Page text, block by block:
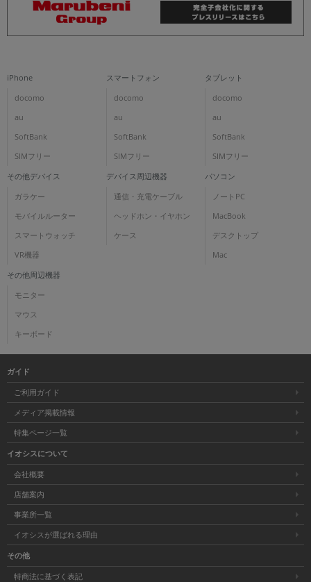
iPhone
docomo
au
SoftBank
SIMフリー
スマートフォン
docomo
au
SoftBank
SIMフリー
タブレット
docomo
au
SoftBank
SIMフリー
その他デバイス
ガラケー
モバイルルーター
スマートウォッチ
VR機器
デバイス周辺機器
通信・充電ケーブル
ヘッドホン・イヤホン
ケース
パソコン
ノートPC
MacBook
デスクトップ
Mac
その他周辺機器
モニター
マウス
キーボード
ガイド
ご利用ガイド
メディア掲載情報
特集ページ一覧
イオシスについて
会社概要
店舗案内
事業所一覧
イオシスが選ばれる理由
その他
特商法に基づく表記